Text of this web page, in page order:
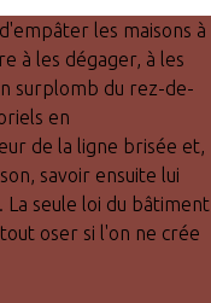
les maisons à
à les dégager, à les
surplomb du rez-de-
en
de la ligne brisée et,
savoir ensuite lui
seule loi du bâtiment
oser si l'on ne crée